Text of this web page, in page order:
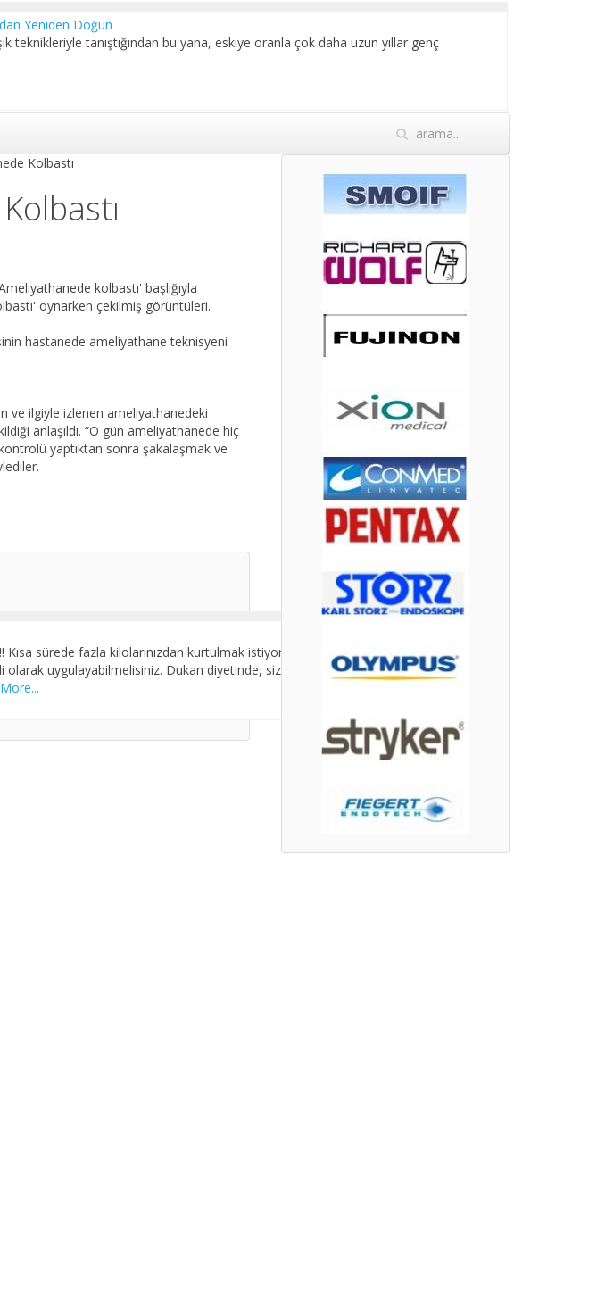
Yeniden Doğun
teknikleriyle tanıştığından bu yana, eskiye oranla çok daha uzun yıllar genç
Kolbastı
kolbastı' başlığıyla
oynarken çekilmiş görüntüleri.
hastanede ameliyathane teknisyeni
ve ilgiyle izlenen ameliyathanedeki
anlaşıldı. “O gün ameliyathanede hiç
yaptıktan sonra şakalaşmak ve
sürede fazla kilolarınızdan kurtulmak istiyorsanız dukan diyeti dışına asla
olarak uygulayabilmelisiniz. Dukan diyetinde, size verilen miktarların dışına